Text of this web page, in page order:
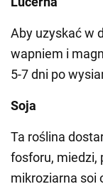
Aby uzyskać w
wapniem i
5-7 dni po
Soja
Ta roślina
fosforu, miedzi,
mikroziarna soi